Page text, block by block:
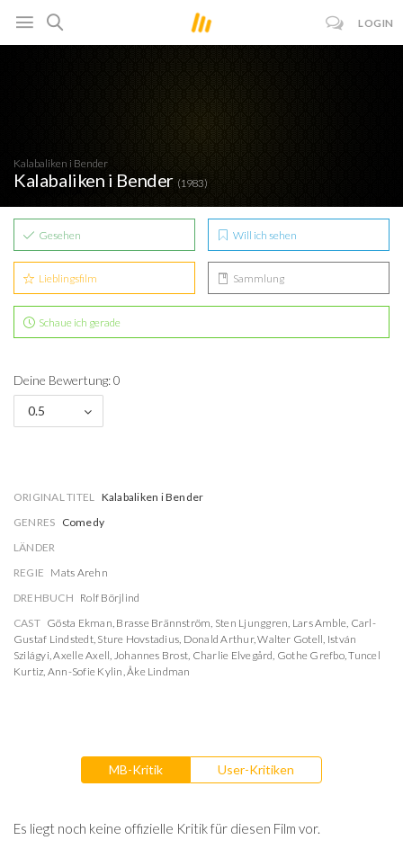
LOGIN
Kalabaliken i Bender
Kalabaliken i Bender (1983)
Gesehen Will ich sehen
Lieblingsfilm Sammlung
Schaue ich gerade
Deine Bewertung: 0
0.5
ORIGINAL TITEL Kalabaliken i Bender
GENRES Comedy
LÄNDER
REGIE Mats Arehn
DREHBUCH Rolf Börjlind
CAST Gösta Ekman, Brasse Brännström, Sten Ljunggren, Lars Amble, Carl-
Gustaf Lindstedt, Sture Hovstadius, Donald Arthur,Walter Gotell, István
Szilágyi,Axelle Axell, Johannes Brost, Charlie Elvegård, Gothe Grefbo,Tuncel
Kurtiz, Ann-Sofie Kylin,Åke Lindman
MB-Kritik User-Kritiken
Es liegt noch keine offizielle Kritik für diesen Film vor.